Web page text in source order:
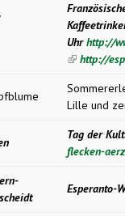
Uhrhttp://
(link is
http://
Lille und
Tag der
flecken-
Esperanto-